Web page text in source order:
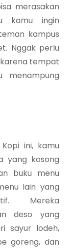
merasakan
kamu ingin
kampus
Nggak perlu
tempat
menampung
ini, kamu
yang kosong
buku menu
lain yang
Mereka
deso yang
sayur lodeh,
goreng, dan